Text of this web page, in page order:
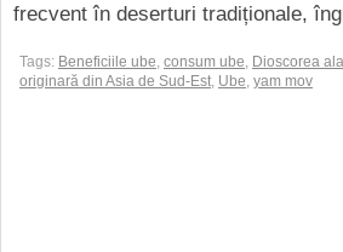
frecvent în deserturi tradiționale,
Tags: Beneficiile ube, consum ube, Dioscorea
originară din Asia de Sud-Est, Ube, yam mov